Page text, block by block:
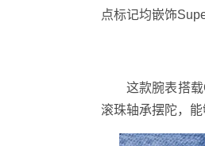
点标记均嵌饰
这款腕表搭
滚珠轴承摆陀，